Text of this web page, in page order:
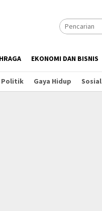
EKONOMI DAN BISNIS
Politik Gaya Hidup